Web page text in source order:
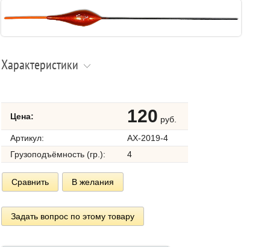
Характеристики
Цена: 120 руб.
Артикул:
AX-2019-4
Грузоподъёмность (гр.):
4
Сравнить В желания
Задать вопрос по этому товару